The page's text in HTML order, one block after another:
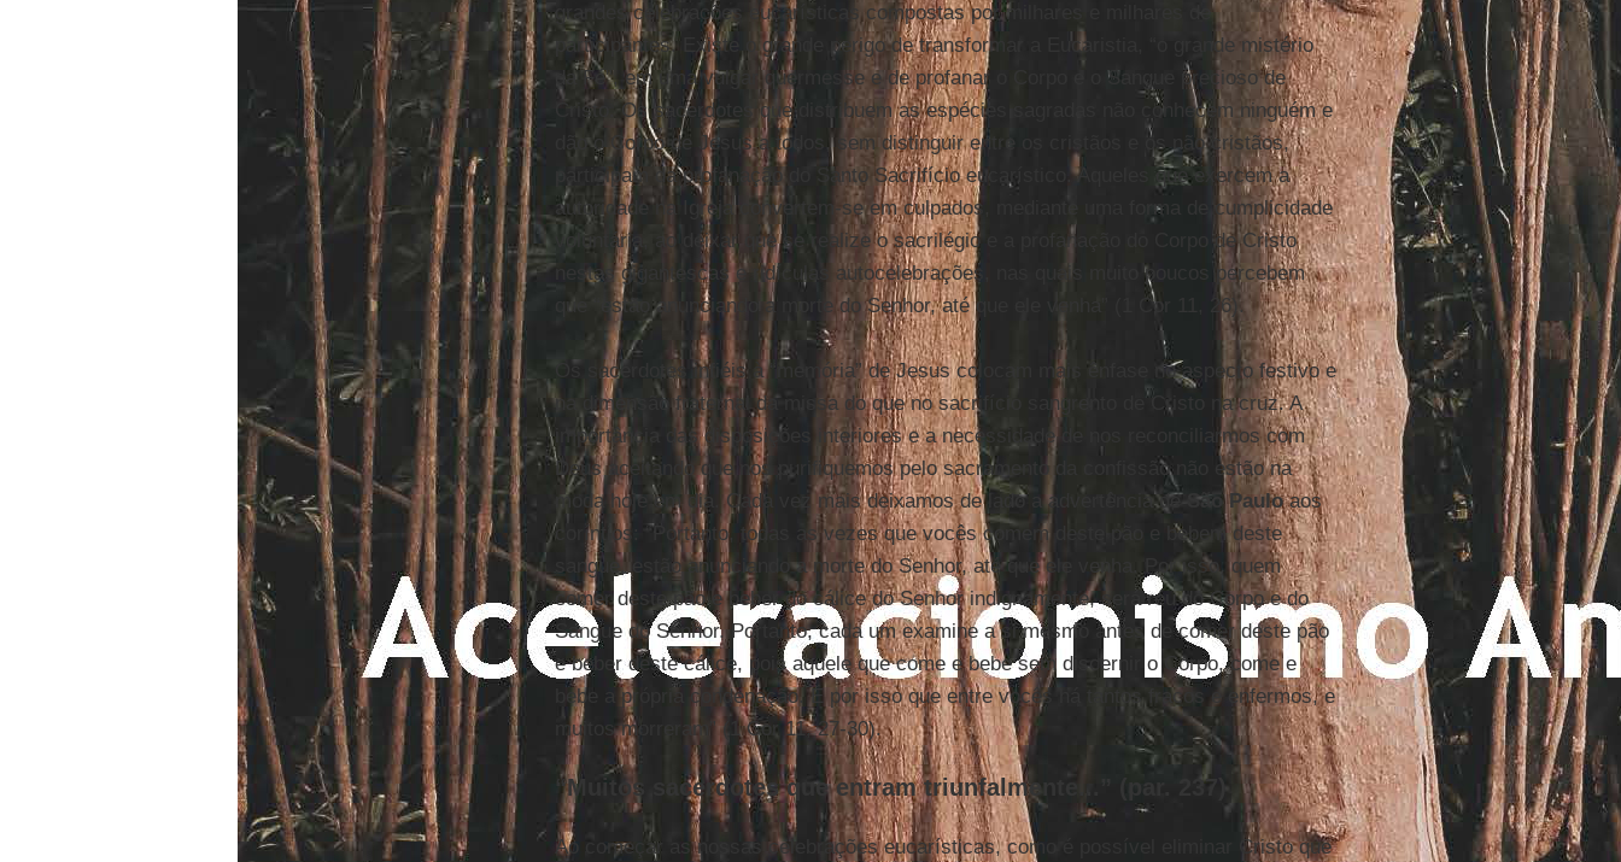
grandes celebrações eucarísticas compostas por milhares e milhares de
participantes. Existe o grande perigo de transformar a Eucaristia, “o grande mistério
da Fé”, em uma vulgar quermesse e de profanar o Corpo e o Sangue precioso de
Cristo. Os sacerdotes que distribuem as espécies sagradas não conhecem ninguém e
dão o Corpo de Jesus a todos, sem distinguir entre os cristãos e os não cristãos,
participam da profanação do Santo Sacrifício eucarístico. Aqueles que exercem a
autoridade na Igreja convertem-se em culpados, mediante uma forma de cumplicidade
voluntária, ao deixar que se realize o sacrilégio e a profanação do Corpo de Cristo
nestas gigantescas e ridículas autocelebrações, nas quais muito poucos percebem
que “estão anunciando a morte do Senhor, até que ele venha” (1 Cor 11, 26).
Os sacerdotes infiéis à “memória” de Jesus colocam mais ênfase no aspecto festivo e
na dimensão fraternal da missa do que no sacrifício sangrento de Cristo na cruz. A
importância das disposições interiores e a necessidade de nos reconciliarmos com
Deus aceitando que nos purifiquemos pelo sacramento da confissão não estão na
moda hoje em dia. Cada vez mais deixamos de lado a advertência de São Pauloaos
coríntios: “Portanto, todas as vezes que vocês comem deste pão e bebem deste
sangue, estão anunciando a morte do Senhor, até que ele venha. Por isso, quem
comer deste pão e beber do cálice do Senhor indignamente, será réu do Corpo e do
Sangue do Senhor. Portanto, cada um examine a si mesmo antes de comer deste pão
e beber deste cálice, pois aquele que come e bebe sem discernir o Corpo, come e
bebe a própria condenação. É por isso que entre vocês há tantos fracos e enfermos, e
muitos morreram” (1 Cor 11, 27-30).
“Muitos sacerdotes que entram triunfalmente...” (par. 237)
Ao começar as nossas celebrações eucarísticas, como é possível eliminar Cristo que